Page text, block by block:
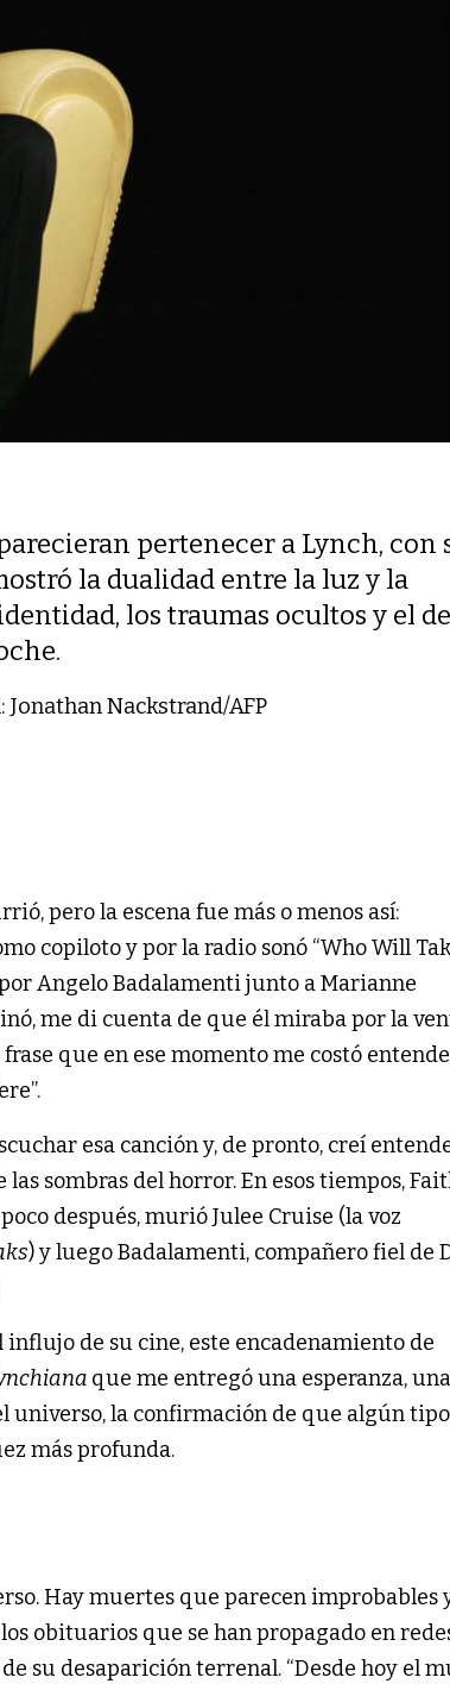
pertenecer a Lynch, con
la dualidad entre la luz y la
los traumas ocultos y el
Nackstrand/AFP
pero la escena fue más o menos así:
copiloto y por la radio sonó “Who Will
Angelo Badalamenti junto a Marianne
me di cuenta de que él miraba por la
que en ese momento me costó
esa canción y, de pronto, creí
sombras del horror. En esos tiempos,
después, murió Julee Cruise (la voz
) y luego Badalamenti, compañero fiel de
de su cine, este encadenamiento de
que me entregó una esperanza, una
universo, la confirmación de que algún
más profunda.
Hay muertes que parecen improbables
obituarios que se han propagado en
su desaparición terrenal. “Desde hoy el